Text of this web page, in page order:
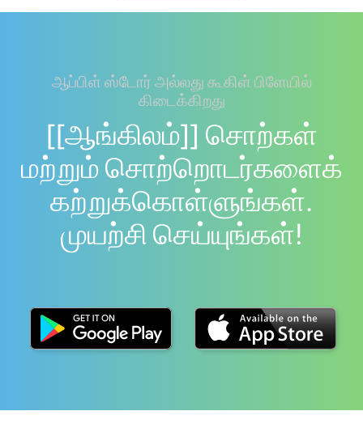
ஆப்பிள் ஸ்டோர் அல்லது கூகிள் பிளேயில்
கிடைக்கிறது
[[ஆங்கிலம்]] சொற்கள்
மற்றும் சொற்றொடர்களைக்
கற்றுக்கொள்ளுங்கள்.
முயற்சி செய்யுங்கள்!